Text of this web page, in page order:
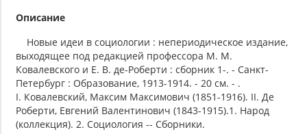
Описание
Новые идеи в социологии : непериодическое издание,
выходящее под редакцией профессора М. М.
Ковалевского и Е. В. де-Роберти : сборник 1-. - Санкт-
Петербург : Образование, 1913-1914. - 20 см. - .
I. Ковалевский, Максим Максимович (1851-1916). II. Де
Роберти, Евгений Валентинович (1843-1915).1. Народ
(коллекция). 2. Социология -- Сборники.